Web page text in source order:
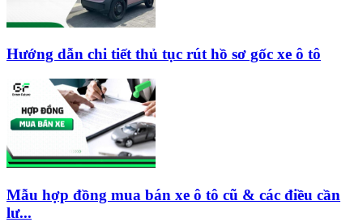
Hướng dẫn chi tiết thủ tục rút hồ sơ gốc xe ô tô
Mẫu hợp đồng mua bán xe ô tô cũ & các điều cần
lư...